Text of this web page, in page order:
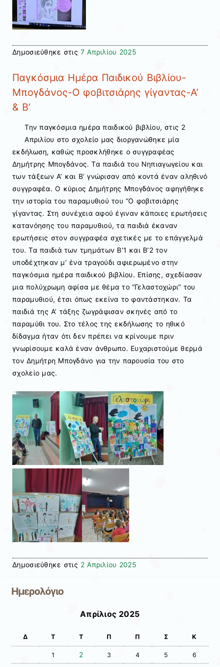
Δημοσιεύθηκε στις 7 Απριλίου 2025
Παγκόσμια Ημέρα Παιδικού Βιβλίου-
Μπογδάνος-Ο φοβιτσιάρης γίγαντας-Α’
& Β’
Την παγκόσμια ημέρα παιδικού βιβλίου, στις 2
Απριλίου στο σχολείο μας διοργανώθηκε μία
εκδήλωση, καθώς προσκλήθηκε ο συγγραφέας
Δημήτρης Μπογδάνος. Τα παιδιά του Νηπιαγωγείου και
των τάξεων Α’ και Β’ γνώρισαν από κοντά έναν αληθινό
συγγραφέα. Ο κύριος Δημήτρης Μπογδάνος αφηγήθηκε
την ιστορία του παραμυθιού του “Ο φοβιτσιάρης
γίγαντας. Στη συνέχεια αφού έγιναν κάποιες ερωτήσεις
κατανόησης του παραμυθιού, τα παιδιά έκαναν
ερωτήσεις στον συγγραφέα σχετικές με το επάγγελμά
του. Τα παιδιά των τμημάτων Β’1 και Β’2 τον
υποδέχτηκαν μ’ ένα τραγούδι αφιερωμένο στην
παγκόσμια ημέρα παιδικού βιβλίου. Επίσης, σχεδίασαν
μια πολύχρωμη αφίσα με θέμα το “Γελαστοχώρι” του
παραμυθιού, έτσι όπως εκείνα το φαντάστηκαν. Τα
παιδιά της Α’ τάξης ζωγράφισαν σκηνές από το
παραμύθι του. Στο τέλος της εκδήλωσης το ηθικό
δίδαγμα ήταν ότι δεν πρέπει να κρίνουμε πριν
γνωρίσουμε καλά έναν άνθρωπο. Ευχαριστούμε θερμά
τον Δημήτρη Μπογδάνο για την παρουσία του στο
σχολείο μας.
Δημοσιεύθηκε στις 2 Απριλίου 2025
Ημερολόγιο
Απρίλιος 2025
Δ Τ Τ Π Π Σ Κ
1 2 3 4 5 6